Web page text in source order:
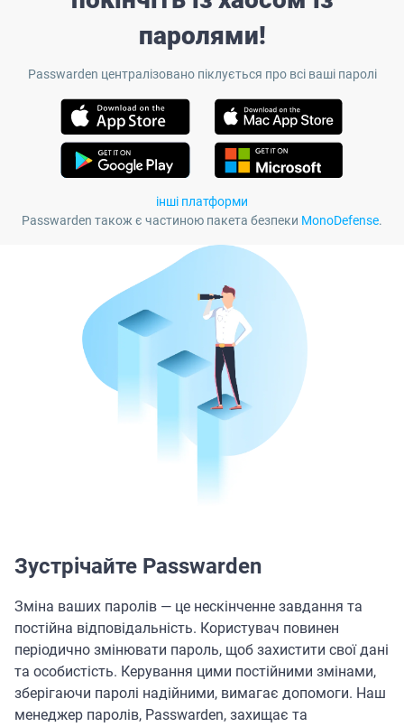
паролями!
Passwarden централізовано піклується про всі ваші паролі
інші платформи
Passwarden також є частиною пакета безпеки MonoDefense.
Зустрічайте Passwarden
Зміна ваших паролів — це нескінченне завдання та
постійна відповідальність. Користувач повинен
періодично змінювати пароль, щоб захистити свої дані
та особистість. Керування цими постійними змінами,
зберігаючи паролі надійними, вимагає допомоги. Наш
менеджер паролів, Passwarden, захищає та